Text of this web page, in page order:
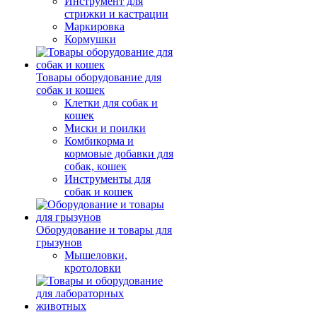
стрижки и кастрации
Маркировка
Кормушки
Товары оборудование для
собак и кошек
Клетки для собак и
кошек
Миски и поилки
Комбикорма и
кормовые добавки для
собак, кошек
Инструменты для
собак и кошек
Оборудование и товары для
грызунов
Мышеловки,
кротоловки